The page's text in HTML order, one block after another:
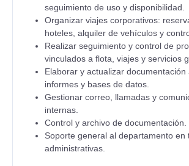
seguimiento de uso y disponibilidad.
Organizar viajes corporativos:
hoteles, alquiler de vehículos y
Realizar seguimiento y control de
vinculados a flota, viajes y servicios
Elaborar y actualizar documentación
informes y bases de datos.
Gestionar correo, llamadas y
internas.
Control y archivo de documentación.
Soporte general al departamento en
administrativas.